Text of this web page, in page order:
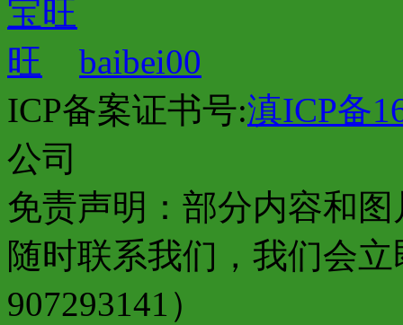
baibei00
ICP备案证书号:滇ICP备
公司
免责声明：部分内容和
随时联系我们，我们会
907293141）